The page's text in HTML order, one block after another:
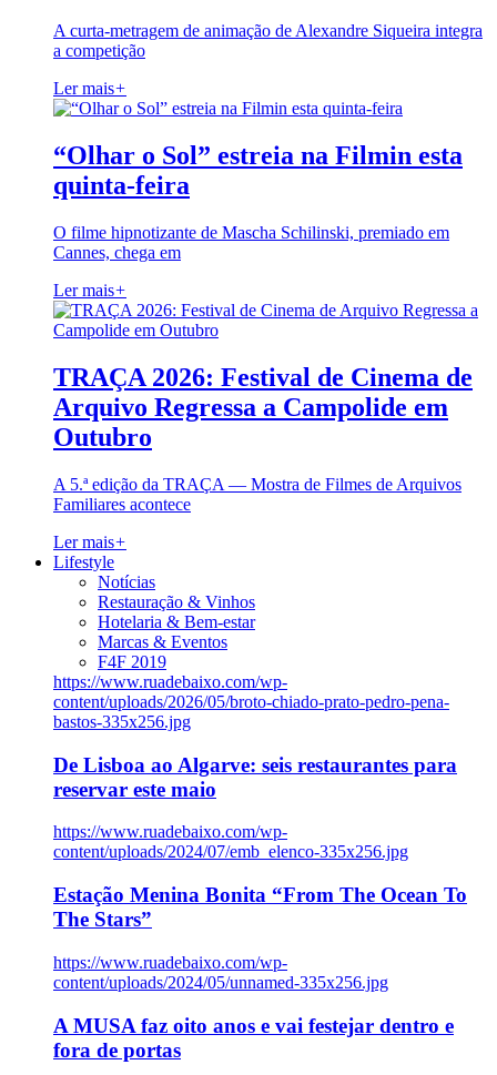
A curta-metragem de animação de Alexandre Siqueira integra
a competição
Ler mais+
“Olhar o Sol” estreia na Filmin esta
quinta-feira
O filme hipnotizante de Mascha Schilinski, premiado em
Cannes, chega em
Ler mais+
TRAÇA 2026: Festival de Cinema de
Arquivo Regressa a Campolide em
Outubro
A 5.ª edição da TRAÇA — Mostra de Filmes de Arquivos
Familiares acontece
Ler mais+
Lifestyle
Notícias
Restauração & Vinhos
Hotelaria & Bem-estar
Marcas & Eventos
F4F 2019
https://www.ruadebaixo.com/wp-
content/uploads/2026/05/broto-chiado-prato-pedro-pena-
bastos-335x256.jpg
De Lisboa ao Algarve: seis restaurantes para
reservar este maio
https://www.ruadebaixo.com/wp-
content/uploads/2024/07/emb_elenco-335x256.jpg
Estação Menina Bonita “From The Ocean To
The Stars”
https://www.ruadebaixo.com/wp-
content/uploads/2024/05/unnamed-335x256.jpg
A MUSA faz oito anos e vai festejar dentro e
fora de portas